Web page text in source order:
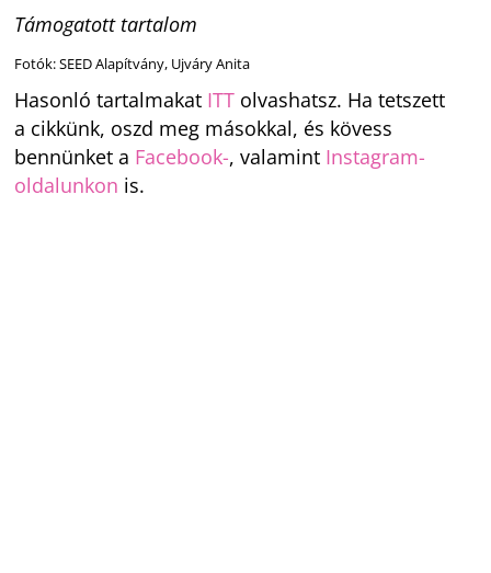
Támogatott tartalom
Fotók: SEED Alapítvány, Ujváry Anita
Hasonló tartalmakat ITT olvashatsz. Ha tetszett
a cikkünk, oszd meg másokkal, és kövess
bennünket a Facebook-, valamint Instagram-
oldalunkon is.